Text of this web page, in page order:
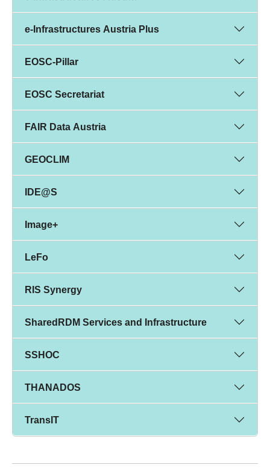
e-Infrastructures Austria Plus
EOSC-Pillar
EOSC Secretariat
FAIR Data Austria
GEOCLIM
IDE@S
Image+
LeFo
RIS Synergy
SharedRDM Services and Infrastructure
SSHOC
THANADOS
TransIT